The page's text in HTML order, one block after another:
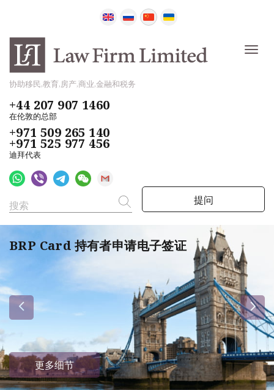
协助移民,教育,房产,商业,金融和税务
+44 207 907 1460
在伦敦的总部
+971 509 265 140
+971 525 977 456
迪拜代表
提问
BRP Card 持有者申请电子签证
更多细节